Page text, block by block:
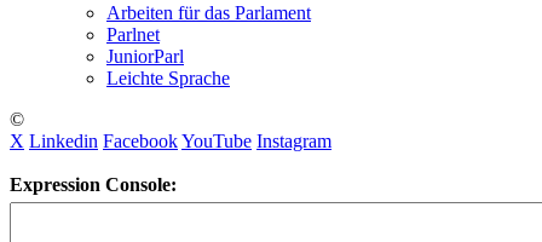
Arbeiten für das Parlament
Parlnet
JuniorParl
Leichte Sprache
©
X Linkedin FacebookYouTube Instagram
Expression Console: